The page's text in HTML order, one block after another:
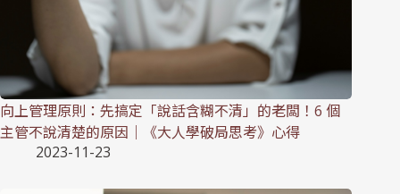
向上管理原則：先搞定「說話含糊不清」的老闆！6 個
主管不說清楚的原因｜《大人學破局思考》心得
2023-11-23